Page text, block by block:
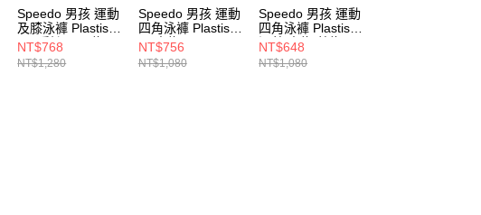
Speedo 男孩 運動
及膝泳褲 Plastisol
黑//暖橙/田園綠
NT$768
NT$1,280
Speedo 男孩 運動
四角泳褲 Plastisol
黑/青綠
NT$756
NT$1,080
Speedo 男孩 運動
四角泳褲 Plastisol
深藍/青綠/藍綠
NT$648
NT$1,080